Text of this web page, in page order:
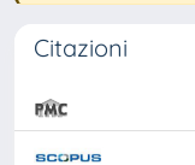
Citazioni